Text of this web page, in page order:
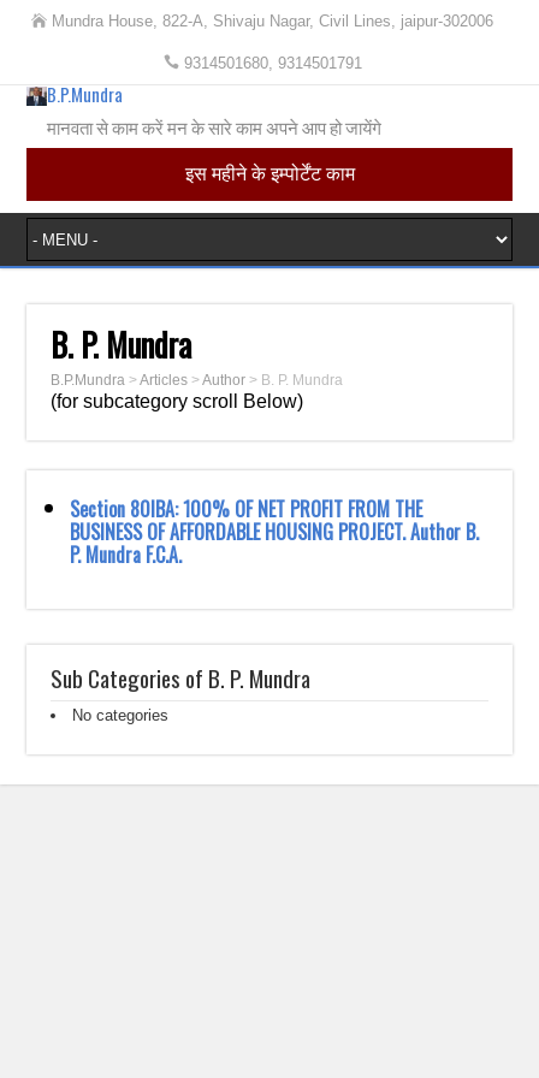
Mundra House, 822-A, Shivaju Nagar, Civil Lines, jaipur-302006
9314501680, 9314501791
B.P.Mundra
मानवता से काम करें मन के सारे काम अपने आप हो जायेंगे
इस महीने के इम्पोर्टेंट काम
B. P. Mundra
B.P.Mundra >Articles >Author > B. P. Mundra
(for subcategory scroll Below)
Section 80IBA: 100% OF NET PROFIT FROM THE
BUSINESS OF AFFORDABLE HOUSING PROJECT. Author B.
P. Mundra F.C.A.
Sub Categories of B. P. Mundra
No categories